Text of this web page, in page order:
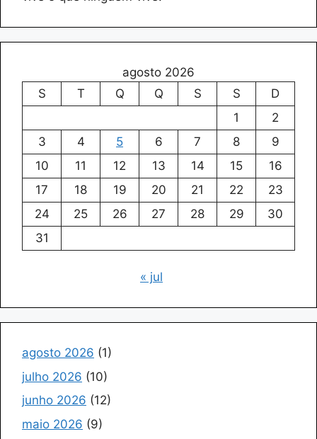
agosto 2026
S
T Q Q S S
D
1
2
3
4 5 6 7 8
9
10
11 12 13 14 15
16
17
18 19 20 21 22
23
24
25 26 27 28 29
30
31
« jul
agosto 2026 (1)
julho 2026 (10)
junho 2026 (12)
maio 2026 (9)